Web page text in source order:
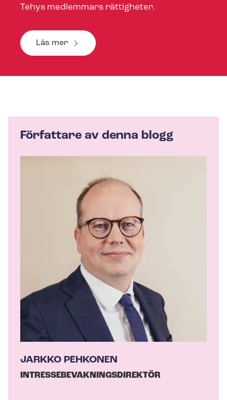
Tehys medlemmars rättigheter.
Läs mer
Författare av denna blogg
JARKKO PEHKONEN
IN­TRES­SE­BE­VAK­NINGS­DI­REK­TÖR